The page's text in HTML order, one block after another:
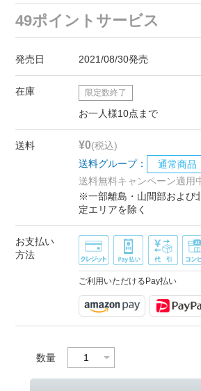
49ポイントサービス
発売日 2021/08/30発売
在庫 限定数終了
お一人様10点まで
送料 ¥0(税込)
送料グループ：
通常商品
送料無料キャンペーン適用
※一部離島・山間部および
定エリアを除く
お支払い
方法
ご利用いただけるPay払い
数量